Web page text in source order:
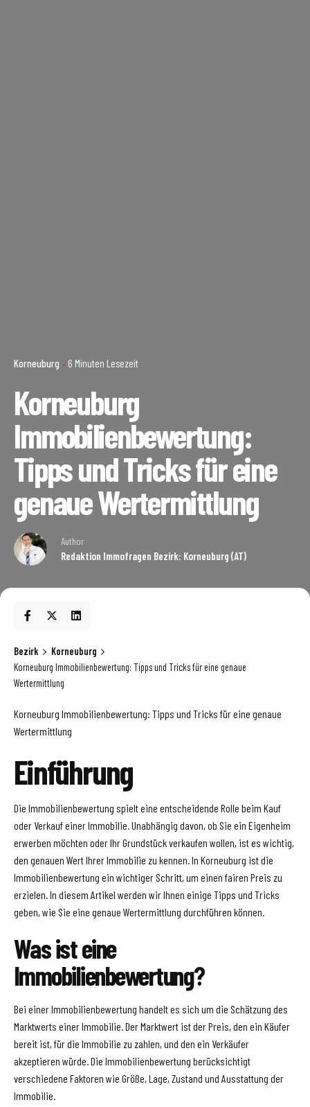
Korneuburg 6 Minuten Lesezeit
Korneuburg
Immobilienbewertung:
Tipps und Tricks für eine
genaue Wertermittlung
Author
Redaktion Immofragen Bezirk: Korneuburg (AT)
Bezirk
Korneuburg
Korneuburg Immobilienbewertung: Tipps und Tricks für eine genaue
Wertermittlung
Korneuburg Immobilienbewertung: Tipps und Tricks für eine genaue
Wertermittlung
Einführung
Die Immobilienbewertung spielt eine entscheidende Rolle beim Kauf
oder Verkauf einer Immobilie. Unabhängig davon, ob Sie ein Eigenheim
erwerben möchten oder Ihr Grundstück verkaufen wollen, ist es wichtig,
den genauen Wert Ihrer Immobilie zu kennen. In Korneuburg ist die
Immobilienbewertung ein wichtiger Schritt, um einen fairen Preis zu
erzielen. In diesem Artikel werden wir Ihnen einige Tipps und Tricks
geben, wie Sie eine genaue Wertermittlung durchführen können.
Was ist eine
Immobilienbewertung?
Bei einer Immobilienbewertung handelt es sich um die Schätzung des
Marktwerts einer Immobilie. Der Marktwert ist der Preis, den ein Käufer
bereit ist, für die Immobilie zu zahlen, und den ein Verkäufer
akzeptieren würde. Die Immobilienbewertung berücksichtigt
verschiedene Faktoren wie Größe, Lage, Zustand und Ausstattung der
Immobilie.